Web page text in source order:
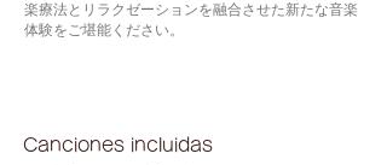
楽療法とリラクゼーションを融合させた新たな音楽
体験をご堪能ください。
Canciones incluidas